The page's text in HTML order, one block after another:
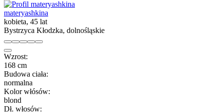
materyashkina
kobieta, 45 lat
Bystrzyca Kłodzka, dolnośląskie
Wzrost:
168 cm
Budowa ciała:
normalna
Kolor włósów:
blond
Dł. włosów: